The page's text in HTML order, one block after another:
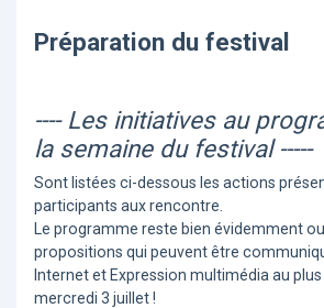
Préparation du festival
---- Les initiatives au
la semaine du festival -----
Sont listées ci-dessous les actions
participants aux rencontre.
Le programme reste bien évidemment
propositions qui peuvent être
Internet et Expression multimédia au
mercredi 3 juillet !